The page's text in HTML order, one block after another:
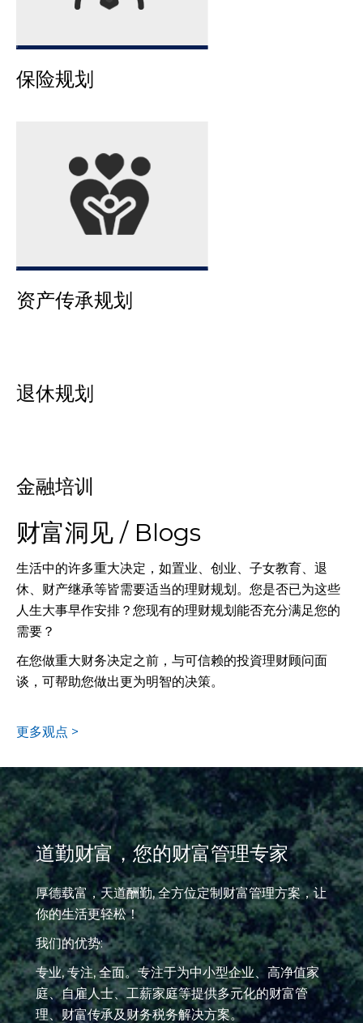
保险规划
资产传承规划
退休规划
金融培训
财富洞见 / Blogs
生活中的许多重大决定，如置业、创业、子女教育、退
休、财产继承等皆需要适当的理财规划。您是否已为这些
人生大事早作安排？您现有的理财规划能否充分满足您的
需要？
在您做重大财务决定之前，与可信赖的投資理财顾问面
谈，可帮助您做出更为明智的决策。
更多观点 >
道勤财富，您的财富管理专家
厚德载富，天道酬勤, 全方位定制财富管理方案，让
你的生活更轻松！
我们的优势:
专业, 专注, 全面。专注于为中小型企业、高净值家
庭、自雇人士、工薪家庭等提供多元化的财富管
理、财富传承及财务税务解决方案。